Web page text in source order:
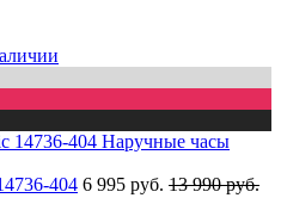
404 6 995 руб. 13 990 руб.